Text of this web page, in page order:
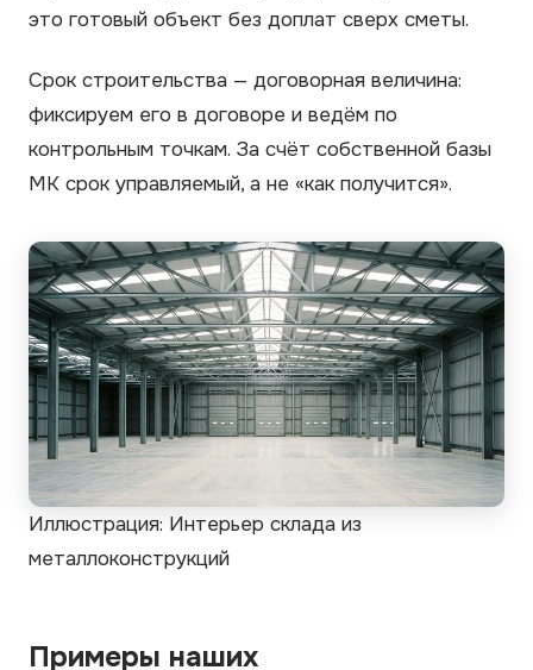
это готовый объект без доплат сверх сметы.
Срок строительства — договорная величина:
фиксируем его в договоре и ведём по
контрольным точкам. За счёт собственной базы
МК срок управляемый, а не «как получится».
Иллюстрация: Интерьер склада из
металлоконструкций
Примеры наших